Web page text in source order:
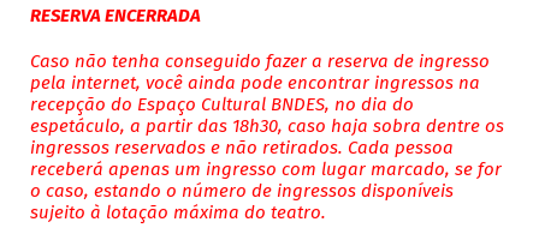
RESERVA ENCERRADA
Caso não tenha conseguido fazer a reserva de ingresso
pela internet, você ainda pode encontrar ingressos na
recepção do Espaço Cultural BNDES, no dia do
espetáculo, a partir das 18h30, caso haja sobra dentre os
ingressos reservados e não retirados. Cada pessoa
receberá apenas um ingresso com lugar marcado, se for
o caso, estando o número de ingressos disponíveis
sujeito à lotação máxima do teatro.